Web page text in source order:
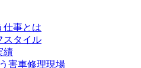
仕事とは
スタイル
績
害車修理現場